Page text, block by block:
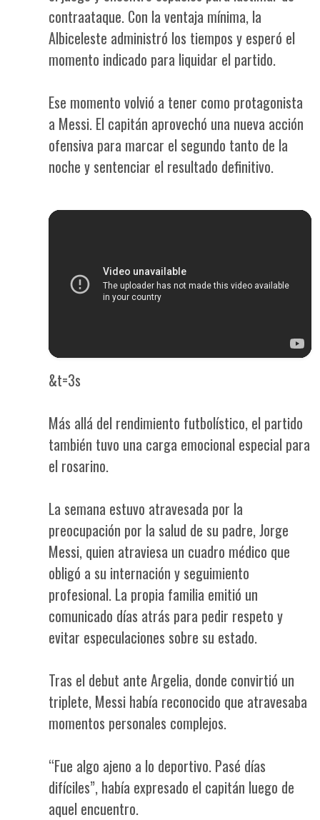
contraataque. Con la ventaja mínima, la
Albiceleste administró los tiempos y esperó el
momento indicado para liquidar el partido.
Ese momento volvió a tener como protagonista
a Messi. El capitán aprovechó una nueva acción
ofensiva para marcar el segundo tanto de la
noche y sentenciar el resultado definitivo.
&t=3s
Más allá del rendimiento futbolístico, el partido
también tuvo una carga emocional especial para
el rosarino.
La semana estuvo atravesada por la
preocupación por la salud de su padre, Jorge
Messi, quien atraviesa un cuadro médico que
obligó a su internación y seguimiento
profesional. La propia familia emitió un
comunicado días atrás para pedir respeto y
evitar especulaciones sobre su estado.
Tras el debut ante Argelia, donde convirtió un
triplete, Messi había reconocido que atravesaba
momentos personales complejos.
“Fue algo ajeno a lo deportivo. Pasé días
difíciles”, había expresado el capitán luego de
aquel encuentro.